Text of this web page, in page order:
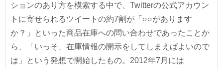
ションのあり方を模索する中で、Twitterの公式アカウン
トに寄せられるツイートの約7割が「○○があります
か？」といった商品在庫への問い合わせであったことか
ら、「いっそ、在庫情報の開示をしてしまえばよいので
は」という発想で開始したもの。2012年7月には